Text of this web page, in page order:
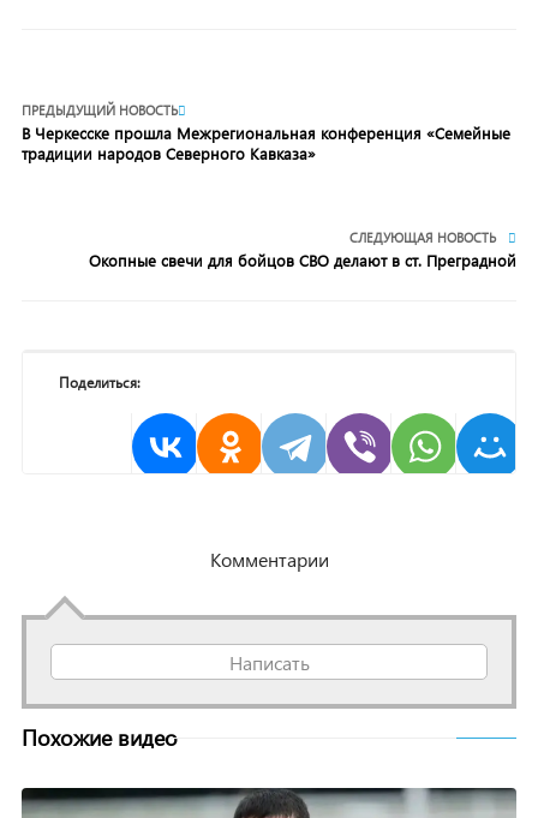
ПРЕДЫДУЩИЙ НОВОСТЬ
В Черкесске прошла Межрегиональная конференция «Семейные
традиции народов Северного Кавказа»
СЛЕДУЮЩАЯ НОВОСТЬ
Окопные свечи для бойцов СВО делают в ст. Преградной
Поделиться:
Комментарии
Написать
Похожие видео